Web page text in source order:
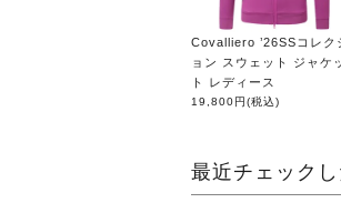
Covalliero ’26SSコレク
ョン スウェット ジャケ
ト レディース
19,800円(税込)
最近チェック